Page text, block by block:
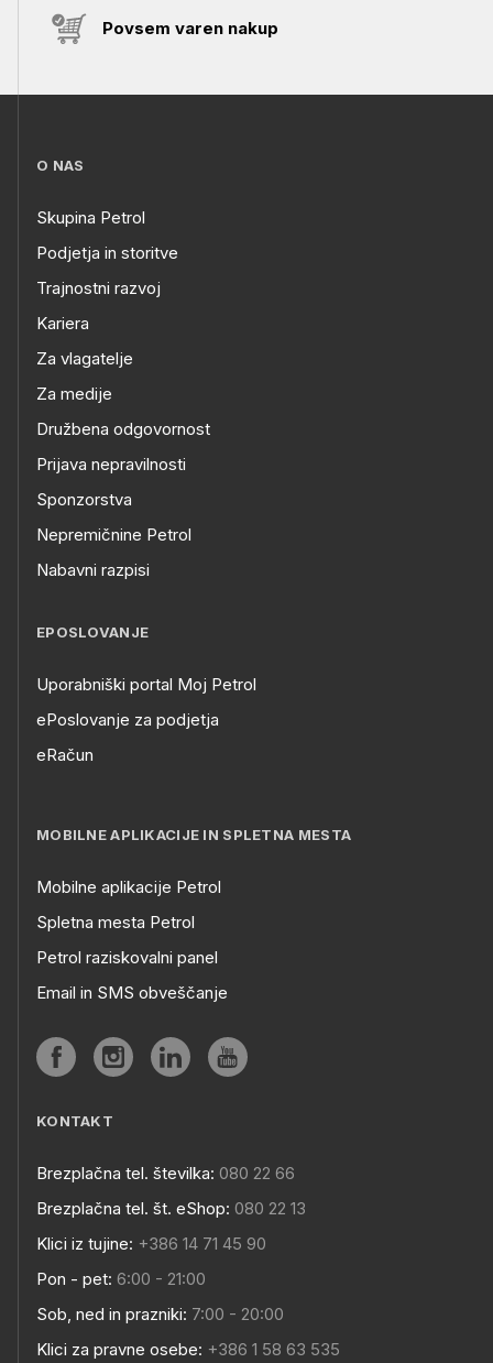
Povsem varen nakup
O NAS
Skupina Petrol
Podjetja in storitve
Trajnostni razvoj
Kariera
Za vlagatelje
Za medije
Družbena odgovornost
Prijava nepravilnosti
Sponzorstva
Nepremičnine Petrol
Nabavni razpisi
EPOSLOVANJE
Uporabniški portal Moj Petrol
ePoslovanje za podjetja
eRačun
MOBILNE APLIKACIJE IN SPLETNA MESTA
Mobilne aplikacije Petrol
Spletna mesta Petrol
Petrol raziskovalni panel
Email in SMS obveščanje
KONTAKT
Brezplačna tel. številka: 080 22 66
Brezplačna tel. št. eShop: 080 22 13
Klici iz tujine: +386 14 71 45 90
Pon - pet: 6:00 - 21:00
Sob, ned in prazniki: 7:00 - 20:00
Klici za pravne osebe: +386 1 58 63 535